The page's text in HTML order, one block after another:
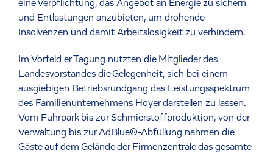
eine Verpflichtung, das Angebot an Energie zu sichern
und Entlastungen anzubieten, um drohende
Insolvenzen und damit Arbeitslosigkeit zu verhindern.
Im Vorfeld er Tagung nutzten die Mitglieder des
Landesvorstandes die Gelegenheit, sich bei einem
ausgiebigen Betriebsrundgang das Leistungsspektrum
des Familienunternehmens Hoyer darstellen zu lassen.
Vom Fuhrpark bis zur Schmierstoffproduktion, von der
Verwaltung bis zur AdBlue®-Abfüllung nahmen die
Gäste auf dem Gelände der Firmenzentrale das gesamte